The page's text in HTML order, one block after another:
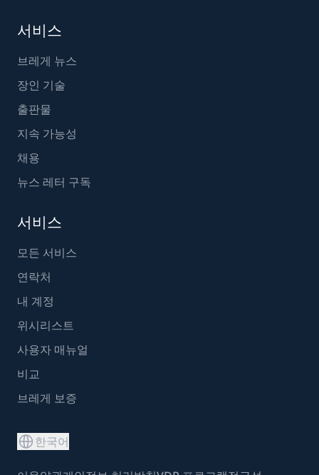
서비스
브레게 뉴스
장인 기술
출판물
지속 가능성
채용
뉴스 레터 구독
서비스
모든 서비스
연락처
내 계정
위시리스트
사용자 매뉴얼
비교
브레게 보증
한국어